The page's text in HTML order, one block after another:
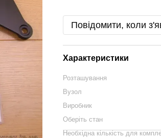
Повідомити, коли
Характеристики
Розташування
Вузол
Виробник
Оберіть стан
Необхідна кількість для